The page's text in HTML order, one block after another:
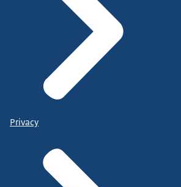
Privacy